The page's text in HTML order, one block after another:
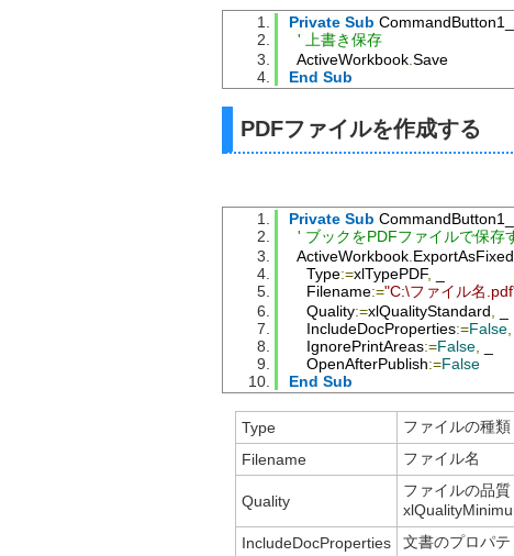
Private Sub
' 上書き保存
  ActiveWorkbook
Save
End Sub
PDFファイルを作成する
Private Sub
' ブックをPDFファイルで保存
  ActiveWorkbook
    Type
:=xlTypePDF,
    Filename
:="C:\ファイル名
    Quality
:=xlQualityStandard
    IncludeDocProperties
:=False
    IgnorePrintAreas
:=False
    OpenAfterPublish
:=False
End Sub
Type
ファイルの種
Filename
ファイル名
Quality
ファイルの品
IncludeDocProperties
文書のプロパ